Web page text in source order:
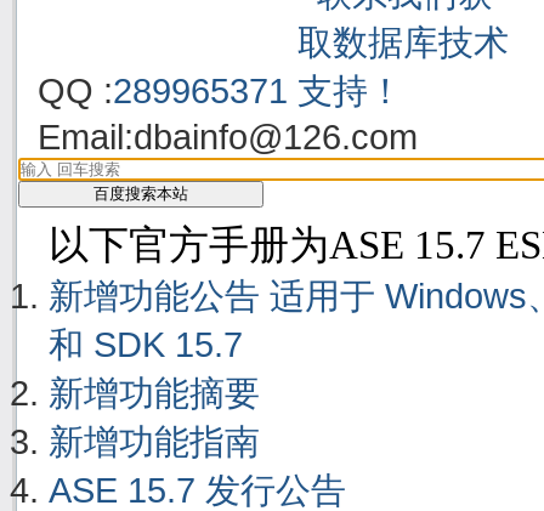
QQ :289965371
Email:dbainfo@126.com
以下官方手册为ASE 15.7
新增功能公告 适用于
和 SDK 15.7
新增功能摘要
新增功能指南
ASE 15.7 发行公告